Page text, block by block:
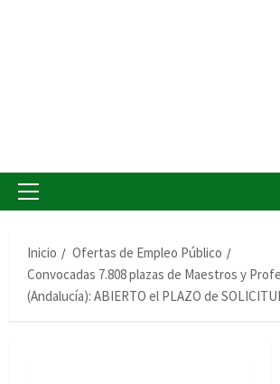
Menú
Inicio
Ofertas de Empleo Público
Convocadas 7.808 plazas de Maestros y
(Andalucía): ABIERTO el PLAZO de